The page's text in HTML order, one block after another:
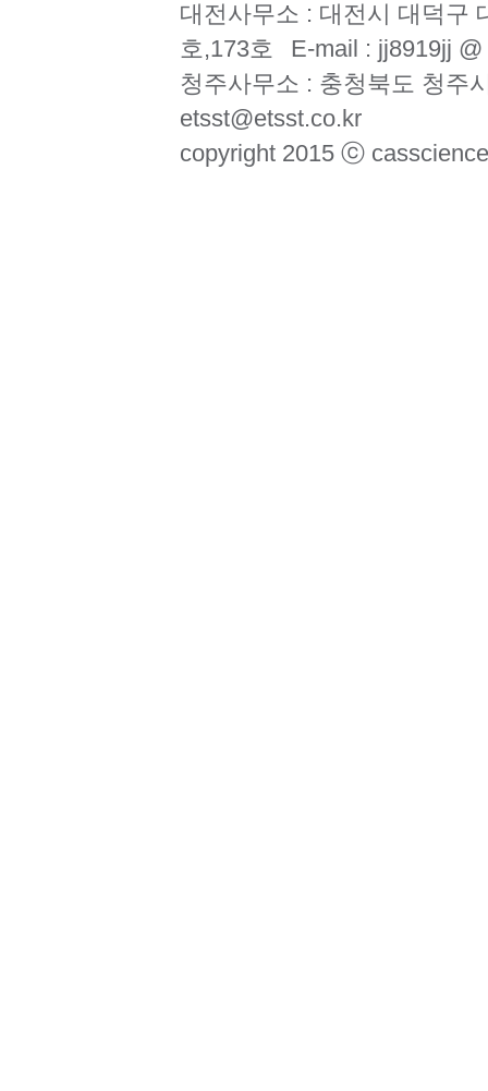
대전사무소 : 대전시 대덕구
호,173호
E-mail : jj8919jj
청주사무소 : 충청북도 청주
etsst@etsst.co.kr
copyright 2015 ⓒ